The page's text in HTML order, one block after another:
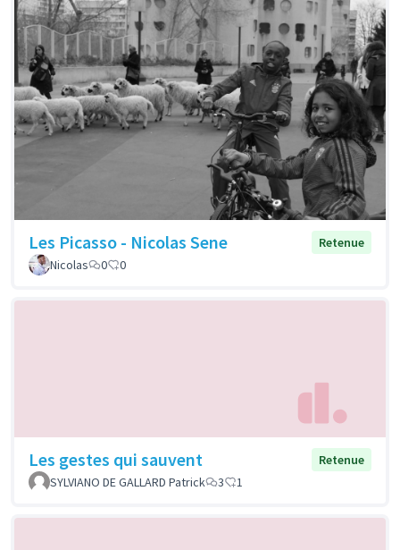
Les Picasso - Nicolas Sene
Retenue
Nicolas
0 0
Les gestes qui sauvent
Retenue
SYLVIANO DE GALLARD Patrick
3 1